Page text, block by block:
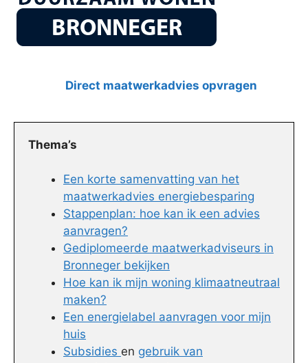
Direct maatwerkadvies opvragen
Thema’s
Een korte samenvatting van het
maatwerkadvies energiebesparing
Stappenplan: hoe kan ik een advies
aanvragen?
Gediplomeerde maatwerkadviseurs in
Bronneger bekijken
Hoe kan ik mijn woning klimaatneutraal
maken?
Een energielabel aanvragen voor mijn
huis
Subsidies en gebruik van